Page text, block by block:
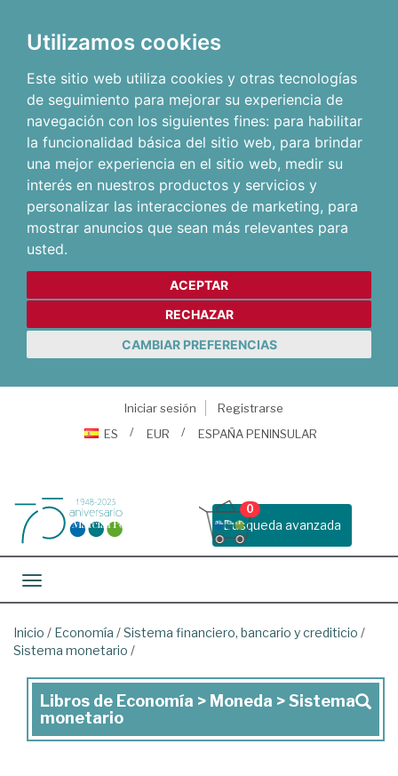
Utilizamos cookies
Este sitio web utiliza cookies y otras tecnologías
de seguimiento para mejorar su experiencia de
navegación con los siguientes fines: para habilitar
la funcionalidad básica del sitio web, para brindar
una mejor experiencia en el sitio web, medir su
interés en nuestros productos y servicios y
personalizar las interacciones de marketing, para
mostrar anuncios que sean más relevantes para
usted.
ACEPTAR
RECHAZAR
CAMBIAR PREFERENCIAS
Iniciar sesión
Registrarse
ES
EUR ESPAÑA PENINSULAR
Busqueda avanzada
0
Toggle navigation
Inicio / Economía /Sistema financiero, bancario y crediticio /
Sistema monetario /
Libros
de
Libros de Economía > Moneda > Sistema
monetario